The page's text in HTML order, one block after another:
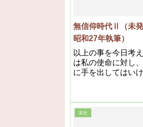
無信仰時代Ⅱ（未発
昭和27年執筆）
以上の事を今日考
は私の使命に対し
に手を出してはい
栄光